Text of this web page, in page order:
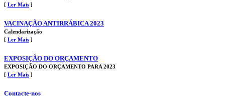
[ Ler Mais ]
VACINAÇÃO ANTIRRÁBICA 2023
Calendarização
[ Ler Mais ]
EXPOSIÇÃO DO ORÇAMENTO
EXPOSIÇÃO DO ORÇAMENTO PARA 2023
[ Ler Mais ]
Contacte-nos